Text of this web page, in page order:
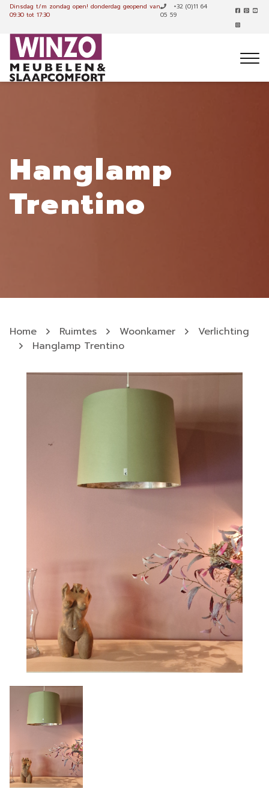
Dinsdag t/m zondag open! donderdag geopend van
09:30 tot 17:30
+32 (0)11 64
05 59
Hanglamp
Trentino
Home Ruimtes Woonkamer
Verlichting
Hanglamp Trentino